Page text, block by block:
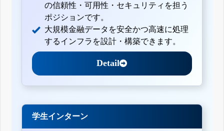
の信頼性・可用性・セキュリティを担う
ポジションです。
大規模金融データを安全かつ高速に処理
するインフラを設計・構築できます。
Detail
学生インターン